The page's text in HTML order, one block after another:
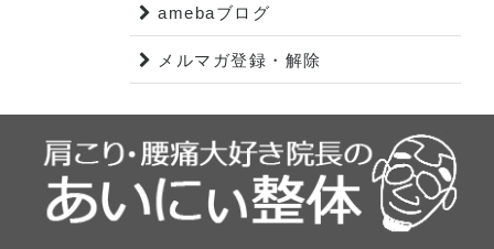
amebaブログ
メルマガ登録・解除